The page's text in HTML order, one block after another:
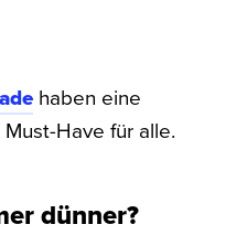
haben eine
Have für alle.
dünner?